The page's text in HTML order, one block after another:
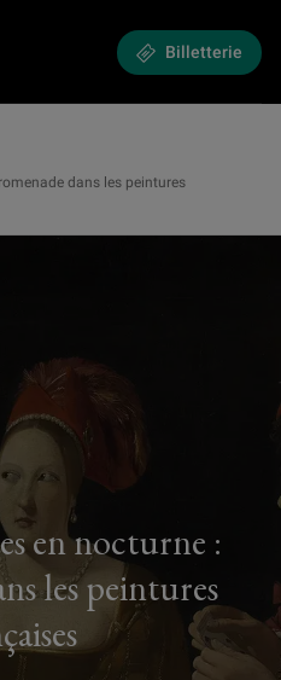
Billetterie
dans les peintures
en nocturne :
les peintures